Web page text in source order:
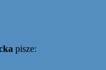
pisze: